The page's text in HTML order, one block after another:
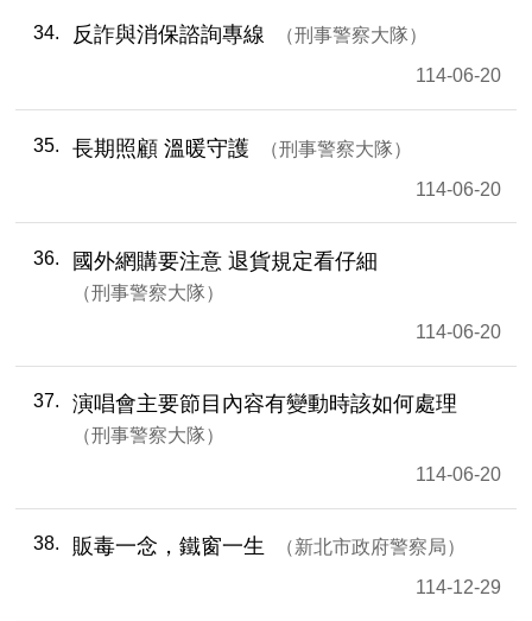
34 反詐與消保諮詢專線
刑事警察大隊
114-06-20
35 長期照顧 溫暖守護
刑事警察大隊
114-06-20
36 國外網購要注意 退貨規定看仔細
刑事警察大隊
114-06-20
37 演唱會主要節目內容有變動時該如何處理
刑事警察大隊
114-06-20
38 販毒一念，鐵窗一生
新北市政府警察局
114-12-29